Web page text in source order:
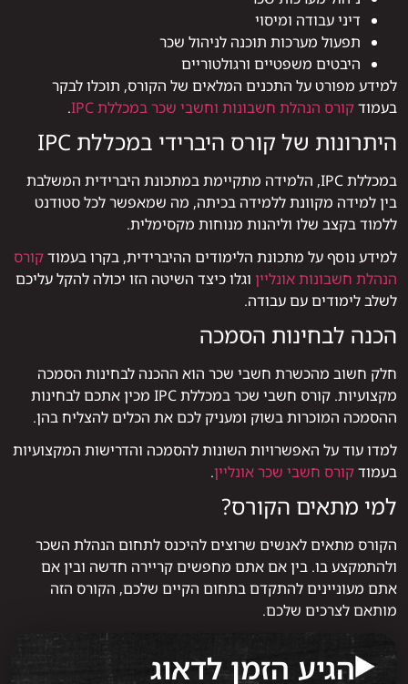
דיני עבודה ומיסוי
תפעול מערכות תוכנה לניהול שכר
היבטים משפטיים ורגולטוריים
למידע מפורט על התכנים המלאים של הקורס, תוכלו לבקר
בעמודקורס הנהלת חשבונות וחשבי שכר במכללת IPC .
היתרונות של קורס היברידי במכללת IPC
במכללת IPC, הלמידה מתקיימת במתכונת היברידית המשלבת
בין למידה מקוונת ללמידה בכיתה, מה שמאפשר לכל סטודנט
ללמוד בקצב שלו וליהנות מנוחות מקסימלית.
למידע נוסף על מתכונת הלימודים ההיברידית, בקרו בעמודקורס
הנהלת חשבונות אונליין וגלו כיצד השיטה הזו יכולה להקל עליכם
לשלב לימודים עם עבודה.
הכנה לבחינות הסמכה
חלק חשוב מהכשרת חשבי שכר הוא ההכנה לבחינות הסמכה
מקצועיות. קורס חשבי שכר במכללת IPC מכין אתכם לבחינות
ההסמכה המוכרות בשוק ומעניק לכם את הכלים להצליח בהן.
למדו עוד על האפשרויות השונות להסמכה והדרישות המקצועיות
בעמודקורס חשבי שכר אונליין.
למי מתאים הקורס?
הקורס מתאים לאנשים שרוצים להיכנס לתחום הנהלת השכר
ולהתמקצע בו. בין אם אתם מחפשים קריירה חדשה ובין אם
אתם מעוניינים להתקדם בתחום הקיים שלכם, הקורס הזה
מותאם לצרכים שלכם.
הגיע הזמן לדאוג